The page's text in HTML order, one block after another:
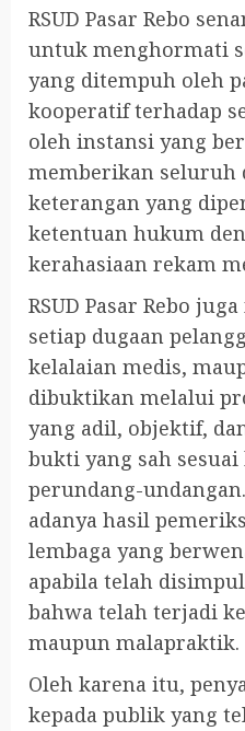
RSUD Pasar Rebo
untuk menghormati
yang ditempuh oleh
kooperatif terhadap
oleh instansi yang
memberikan seluruh
keterangan yang
ketentuan hukum
kerahasiaan rekam
RSUD Pasar Rebo
setiap dugaan
kelalaian medis,
dibuktikan melalui
yang adil, objektif,
bukti yang sah
perundang-
adanya hasil
lembaga yang
apabila telah
bahwa telah terjadi
maupun malapraktik.
Oleh karena itu,
kepada publik yang